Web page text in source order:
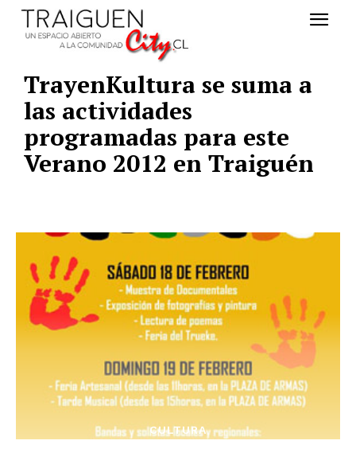
TrayenKultura se suma a
las actividades
programadas para este
Verano 2012 en Traiguén
CULTURA